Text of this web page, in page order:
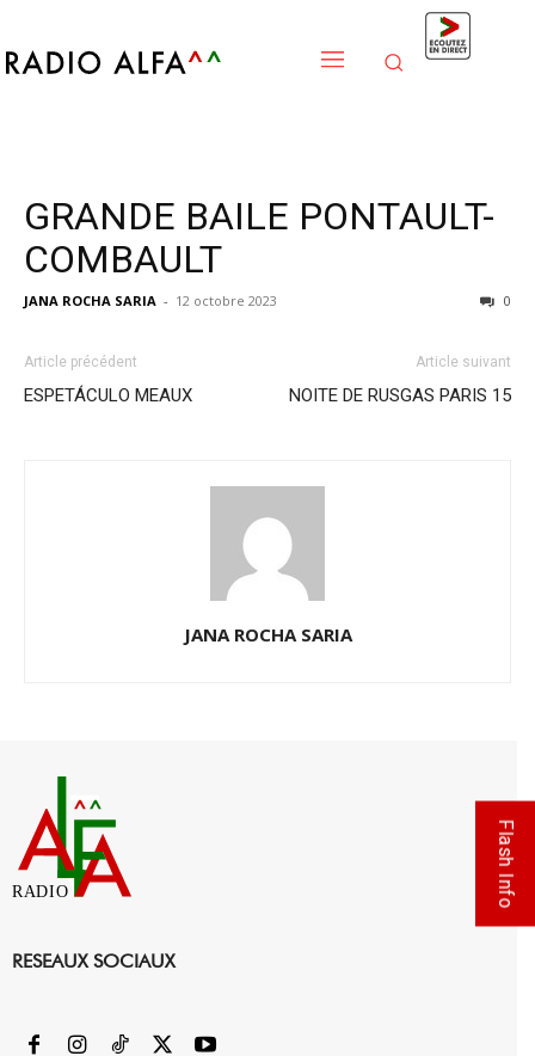
GRANDE BAILE PONTAULT-
COMBAULT
JANA ROCHA SARIA - 12 octobre 2023 0
Article précédent
ESPETÁCULO MEAUX
Article suivant
NOITE DE RUSGAS PARIS 15
JANA ROCHA SARIA
RADIO
RESEAUX SOCIAUX
Flash Info